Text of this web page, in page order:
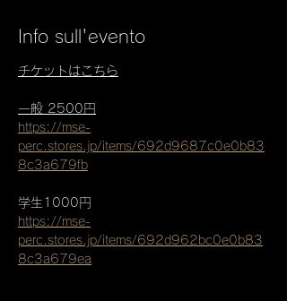
Info sull'evento
チケットはこちら
一般 2500円
https://mse-
perc.stores.jp/items/692d9687c0e0b83
8c3a679fb
学生1000円
https://mse-
perc.stores.jp/items/692d962bc0e0b83
8c3a679ea